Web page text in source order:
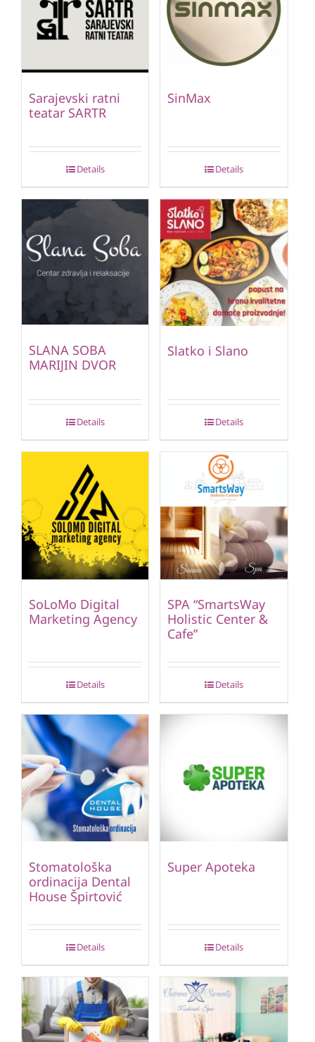
Sarajevski ratni
teatar SARTR
Details
SinMax
Details
SLANA SOBA
MARIJIN DVOR
Details
Slatko i Slano
Details
SoLoMo Digital
Marketing Agency
Details
SPA “SmartsWay
Holistic Center &
Cafe”
Details
Stomatološka
ordinacija Dental
House Špirtović
Details
Super Apoteka
Details